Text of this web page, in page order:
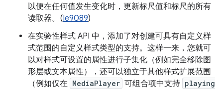
以便在任何值发生变化时，更新标尺值和标尺的所有
读取器。(Ie9089)
在实验性样式 API 中，添加了对创建可具有自定义样
式范围的自定义样式类型的支持。这样一来，您就可
以对样式可设置的属性进行子集化（例如完全移除图
形层或文本属性），还可以独立于其他样式扩展范围
（例如仅在 MediaPlayer 可组合项中支持 playing